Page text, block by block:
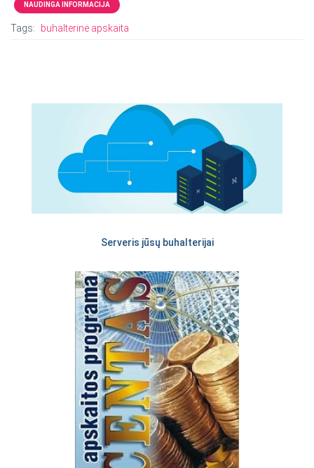
NAUDINGA INFORMACIJA
Tags: buhalterinė apskaita
Serveris jūsų buhalterijai